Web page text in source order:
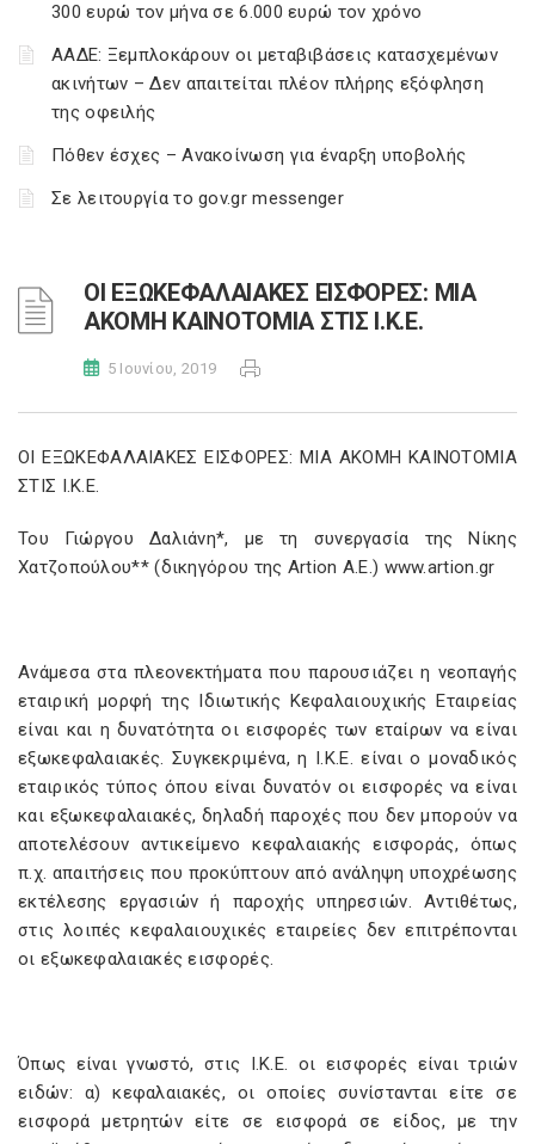
300 ευρώ τον μήνα σε 6.000 ευρώ τον χρόνο
ΑΑΔΕ: Ξεμπλοκάρουν οι μεταβιβάσεις κατασχεμένων
ακινήτων – Δεν απαιτείται πλέον πλήρης εξόφληση
της οφειλής
Πόθεν έσχες – Ανακοίνωση για έναρξη υποβολής
Σε λειτουργία το gov.gr messenger
ΟΙ ΕΞΩΚΕΦΑΛΑΙΑΚΕΣ ΕΙΣΦΟΡΕΣ: ΜΙΑ
ΑΚΟΜΗ ΚΑΙΝΟΤΟΜΙΑ ΣΤΙΣ Ι.Κ.Ε.
5 Ιουνίου, 2019
ΟΙ ΕΞΩΚΕΦΑΛΑΙΑΚΕΣ ΕΙΣΦΟΡΕΣ: ΜΙΑ ΑΚΟΜΗ ΚΑΙΝΟΤΟΜΙΑ
ΣΤΙΣ Ι.Κ.Ε.
Του Γιώργου Δαλιάνη*, με τη συνεργασία της Νίκης
Χατζοπούλου** (δικηγόρου της Artion A.E.) www.artion.gr
Ανάμεσα στα πλεονεκτήματα που παρουσιάζει η νεοπαγής
εταιρική μορφή της Ιδιωτικής Κεφαλαιουχικής Εταιρείας
είναι και η δυνατότητα οι εισφορές των εταίρων να είναι
εξωκεφαλαιακές. Συγκεκριμένα, η Ι.Κ.Ε. είναι ο μοναδικός
εταιρικός τύπος όπου είναι δυνατόν οι εισφορές να είναι
και εξωκεφαλαιακές, δηλαδή παροχές που δεν μπορούν να
αποτελέσουν αντικείμενο κεφαλαιακής εισφοράς, όπως
π.χ. απαιτήσεις που προκύπτουν από ανάληψη υποχρέωσης
εκτέλεσης εργασιών ή παροχής υπηρεσιών. Αντιθέτως,
στις λοιπές κεφαλαιουχικές εταιρείες δεν επιτρέπονται
οι εξωκεφαλαιακές εισφορές.
Όπως είναι γνωστό, στις Ι.Κ.Ε. οι εισφορές είναι τριών
ειδών: α) κεφαλαιακές, οι οποίες συνίστανται είτε σε
εισφορά μετρητών είτε σε εισφορά σε είδος, με την